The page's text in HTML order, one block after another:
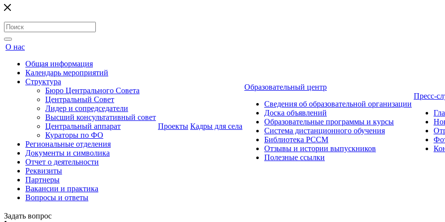
О нас
Общая информация
Календарь мероприятий
Структура
Бюро Центрального Совета
Центральный Совет
Лидер и сопредседатели
Высший консультативный совет
Центральный аппарат
Кураторы по ФО
Региональные отделения
Документы и символика
Отчет о деятельности
Реквизиты
Партнеры
Вакансии и практика
Вопросы и ответы
Проекты Кадры для села
Образовательный центр
Сведения об образовательной организации
Доска объявлений
Образовательные программы и курсы
Система дистанционного обучения
Библиотека РССМ
Отзывы и истории выпускников
Полезные ссылки
Пресс-
Задать вопрос